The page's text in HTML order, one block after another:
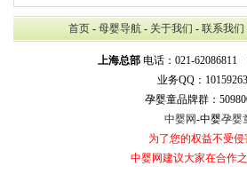
首页 - 母婴导航 - 关于我们 - 联系我们
上海总部电话：021-
业务QQ：
孕婴童品牌群：
中婴网-中婴孕婴
为了您的权益不受
中婴网建议大家在合作